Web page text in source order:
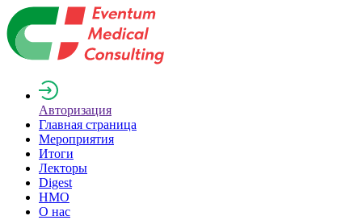
Авторизация
Главная страница
Мероприятия
Итоги
Лекторы
Digest
НМО
О нас